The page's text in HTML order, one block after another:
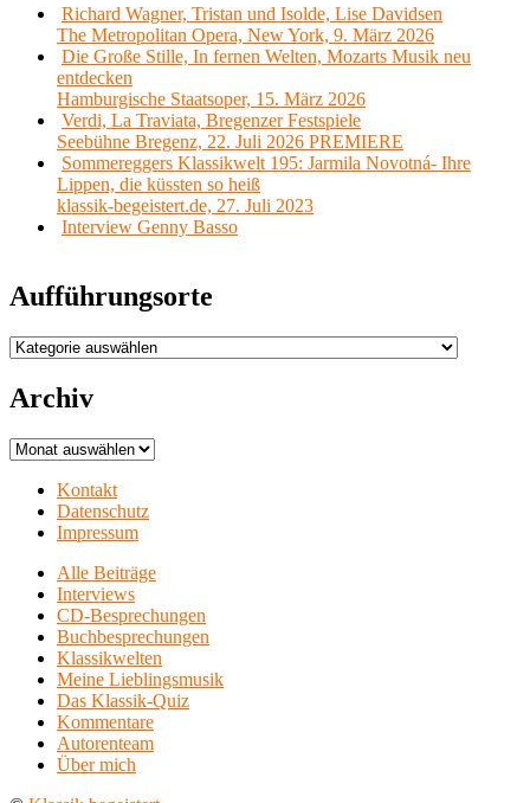
Richard Wagner, Tristan und Isolde, Lise Davidsen
The Metropolitan Opera, New York, 9. März 2026
Die Große Stille, In fernen Welten, Mozarts Musik neu
entdecken
Hamburgische Staatsoper, 15. März 2026
Verdi, La Traviata, Bregenzer Festspiele
Seebühne Bregenz, 22. Juli 2026 PREMIERE
Sommereggers Klassikwelt 195: Jarmila Novotná- Ihre
Lippen, die küssten so heiß
klassik-begeistert.de, 27. Juli 2023
Interview Genny Basso
Aufführungsorte
Aufführungsorte
Archiv
Archiv
Kontakt
Datenschutz
Impressum
Alle Beiträge
Interviews
CD-Besprechungen
Buchbesprechungen
Klassikwelten
Meine Lieblingsmusik
Das Klassik-Quiz
Kommentare
Autorenteam
Über mich